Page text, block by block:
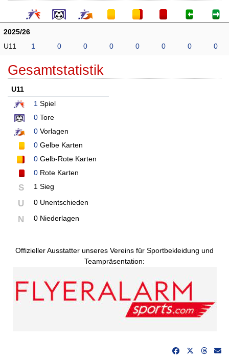
2025/26
U11
1 0 0 0 0 0 0 0
Gesamtstatistik
U11
1 Spiel
0 Tore
0 Vorlagen
0 Gelbe Karten
0 Gelb-Rote Karten
0 Rote Karten
S 1 Sieg
U 0 Unentschieden
N 0 Niederlagen
Offizieller Ausstatter unseres Vereins für Sportbekleidung und
Teampräsentation: